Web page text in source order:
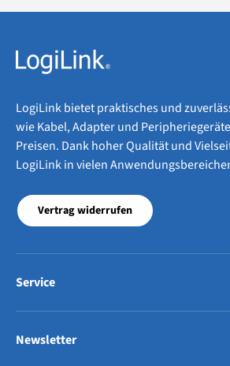
LogiLink bietet praktisches und
wie Kabel, Adapter und
Preisen. Dank hoher Qualität und
LogiLink in vielen
Vertrag widerrufen
Service
Newsletter